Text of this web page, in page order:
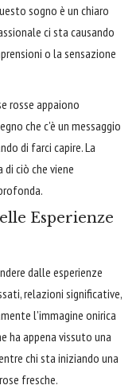
sogno è un chiaro
ci sta causando
o la sensazione
rosse appaiono
che c'è un messaggio
di farci capire. La
ciò che viene
Esperienze
dalle esperienze
relazioni significative,
l'immagine onirica
ha appena vissuto una
chi sta iniziando una
fresche.